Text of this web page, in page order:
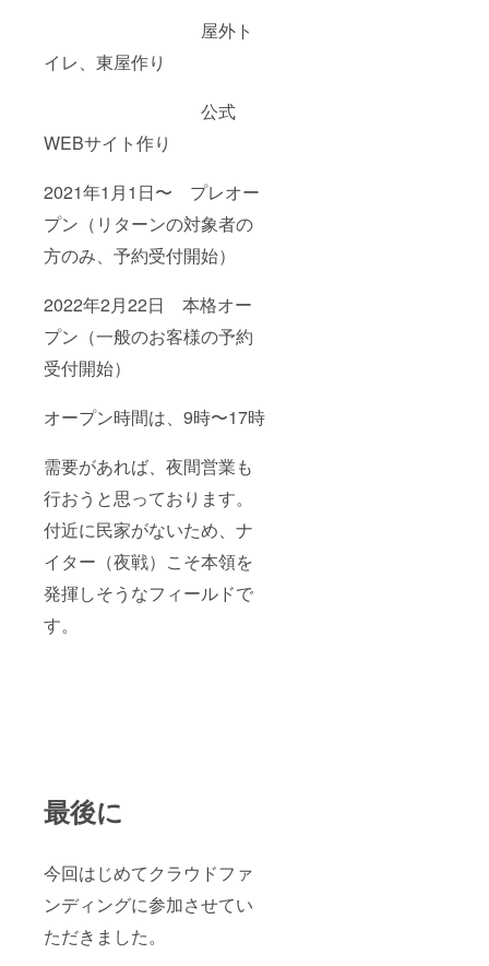
屋外ト
イレ、東屋作り
公式
WEBサイト作り
2021年1月1日〜 プレオー
プン（リターンの対象者の
方のみ、予約受付開始）
2022年2月22日 本格オー
プン（一般のお客様の予約
受付開始）
オープン時間は、9時〜17時
需要があれば、夜間営業も
行おうと思っております。
付近に民家がないため、ナ
イター（夜戦）こそ本領を
発揮しそうなフィールドで
す。
最後に
今回はじめてクラウドファ
ンディングに参加させてい
ただきました。